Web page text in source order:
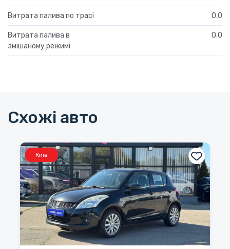
Витрата палива по трасі 0.0
Витрата палива в
змішаному режимі
0.0
Схожі авто
Київ